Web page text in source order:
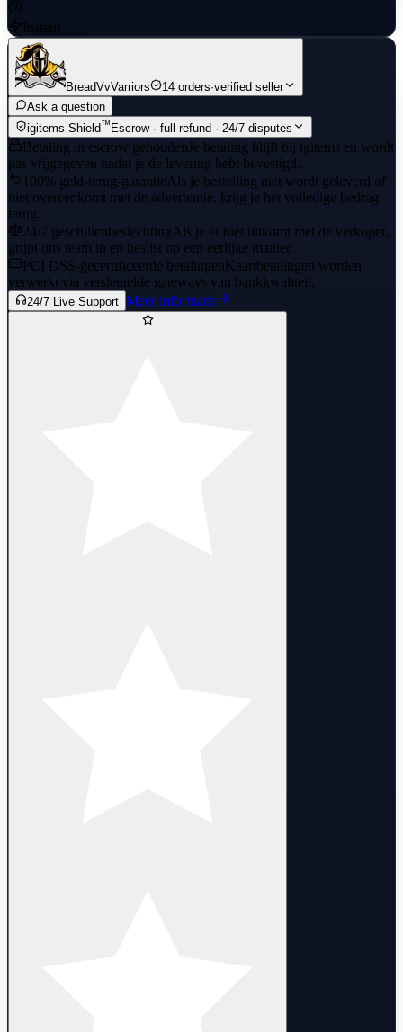
Instant
BreadVvVarriors 14 orders·verified seller
Ask a question
igitems Shield™ Escrow · full refund · 24/7 disputes
Betaling in escrow gehouden Je betaling blijft bij igitems en wordt
pas vrijgegeven nadat je de levering hebt bevestigd.
100% geld-terug-garantieAls je bestelling niet wordt geleverd of
niet overeenkomt met de advertentie, krijg je het volledige bedrag
terug.
24/7 geschillenbeslechtingAls je er niet uitkomt met de verkoper,
grijpt ons team in en beslist op een eerlijke manier.
PCI DSS-gecertificeerde betalingenKaartbetalingen worden
verwerkt via versleutelde gateways van bankkwaliteit.
24/7 Live Support Meer informatie